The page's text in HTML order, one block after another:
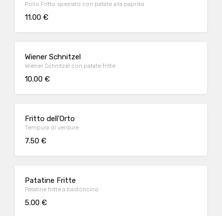
Pollo Fritto speziato con patate alla paprika
11.00 €
Wiener Schnitzel
Wiener Schnitzel con patate fritte
10.00 €
Fritto dell'Orto
Tempura di verdure
7.50 €
Patatine Fritte
Patatine fritte a bastoncino
5.00 €